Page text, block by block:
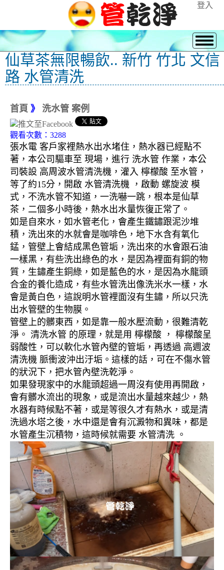
登入
仙草茶無限暢飲.. 新竹 竹北 文信
路 水管清洗
首頁 》 洗水管 案例
觀看次數：3288
張水電 客戶家裡熱水出水堵住，熱水器已經點不
著，本公司驅車至 現場，進行 洗水管 作業，本公
司裝設 高周波水管清洗機，灌入 檸檬酸 至水管，
等了約15分，開啟 水管清洗機 ，啟動 螺旋波 模
式，不洗水管不知道，一洗嚇一跳，根本是仙草
茶，二個多小時後，熱水出水量恢復正常了。
如是自來水，如水管老化，會產生鐵鏽跟泥沙堆
積，洗出來的水就會是咖啡色，地下水含有氧化
錳，管壁上會結成黑色管垢，洗出來的水會跟石油
一樣黑，有些洗出綠色的水，是因為裡面有銅的物
質，生鏽產生銅綠，如是藍色的水，是因為水龍頭
合金的養化造成，有些水管洗出像洗米水一樣，水
會是黃白色，這說明水管裡面沒有生鏽，所以只洗
出水管壁的生物膜。
管壁上的髒東西，如是靠一般水壓流動，很難清乾
淨。 清洗水管 的原理，就是用 檸檬酸 ， 檸檬酸呈
弱酸性，可以軟化水管內壁的管垢，再透過 高週波
清洗機 脈衝波沖出汙垢。這樣的話，可在不傷水管
的狀況下，把水管內壁洗乾淨。
如果發現家中的水龍頭超過一周沒有使用再開啟，
會有髒水流出的現象，或是流出水量越來越少，熱
水器有時候點不著，或是等很久才有熱水，或是清
洗過水塔之後，水中還是會有沉澱物和異味，都是
水管產生沉積物，這時候就需要 水管清洗 。